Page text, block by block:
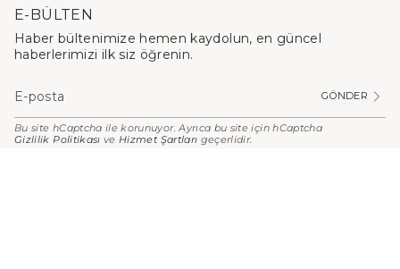
E-BÜLTEN
Haber bültenimize hemen kaydolun, en güncel
haberlerimizi ilk siz öğrenin.
GÖNDER
Bu site hCaptcha ile korunuyor. Ayrıca bu site için hCaptcha
Gizlilik Politikası ve Hizmet Şartları geçerlidir.